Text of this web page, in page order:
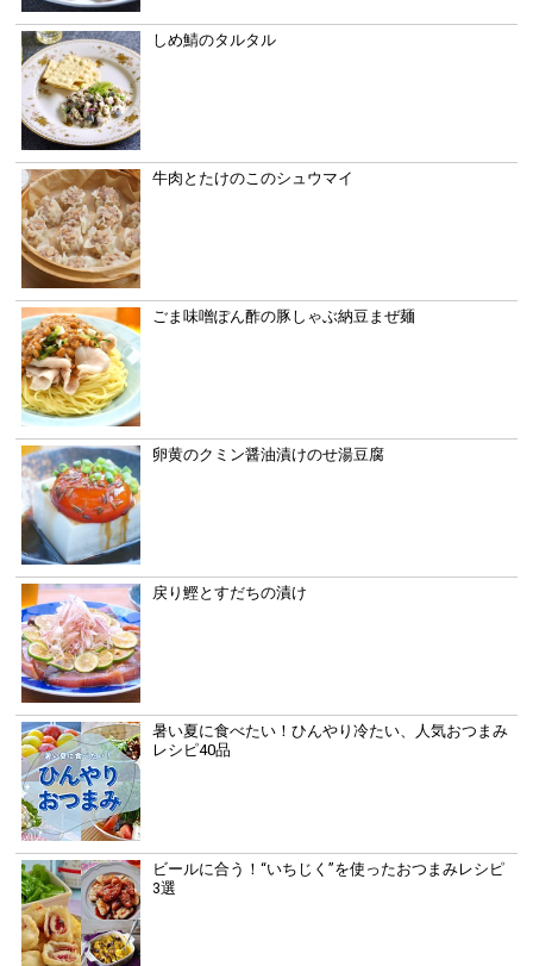
しめ鯖のタルタル
牛肉とたけのこのシュウマイ
ごま味噌ぽん酢の豚しゃぶ納豆まぜ麺
卵黄のクミン醤油漬けのせ湯豆腐
戻り鰹とすだちの漬け
暑い夏に食べたい！ひんやり冷たい、人気おつまみ
レシピ40品
ビールに合う！“いちじく”を使ったおつまみレシピ
3選